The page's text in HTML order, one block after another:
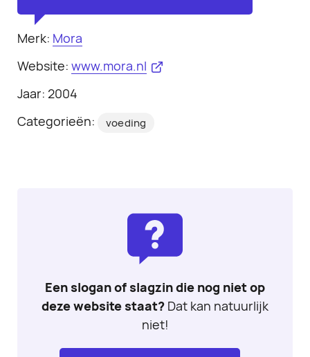
Merk: Mora
Website: www.mora.nl
Jaar: 2004
Categorieën:
voeding
Een slogan of slagzin die nog niet op
deze website staat? Dat kan natuurlijk
niet!